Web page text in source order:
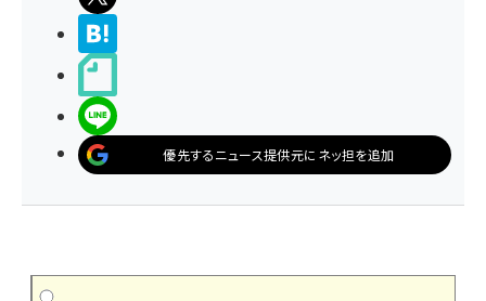
優先するニュース提供元にネッ担を追加